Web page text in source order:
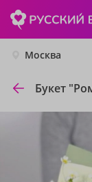
Москва
Букет